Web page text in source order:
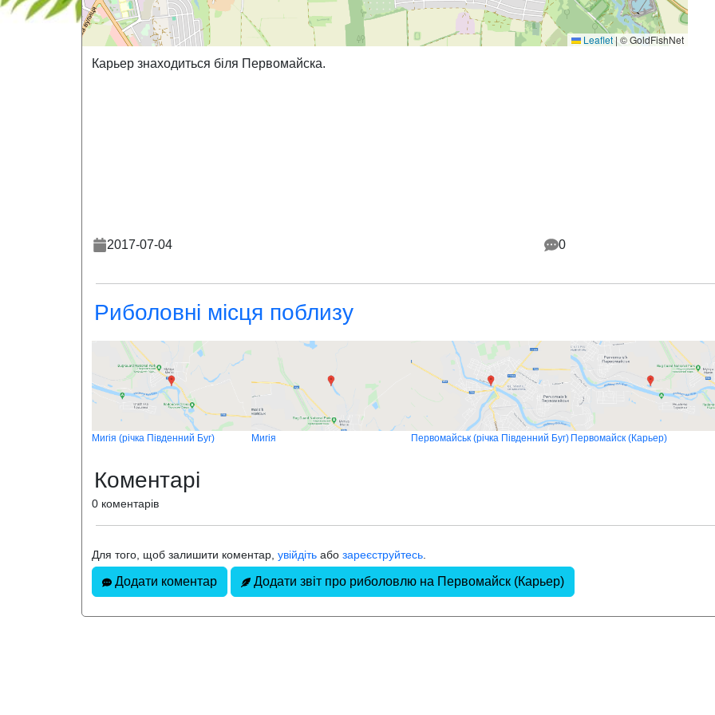
Leaflet | © GoldFishNet
Карьер знаходиться біля Первомайска.
2017-07-04 0
Риболовні місця поблизу
Мигія (річка Південний Буг) Мигія Первомайськ (річка Південний Буг) Первомайск (Карьер)
Коментарі
0 коментарів
Для того, щоб залишити коментар, увійдіть або зареєструйтесь
Додати коментар Додати звіт про риболовлю на Первомайск (Карьер)